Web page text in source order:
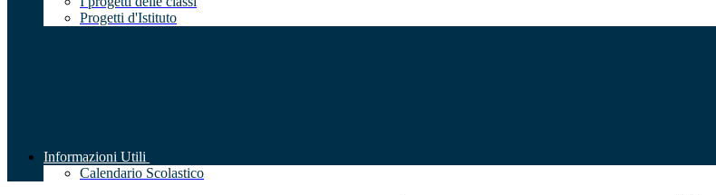
Progetti d'Istituto
Informazioni Utili
Calendario Scolastico